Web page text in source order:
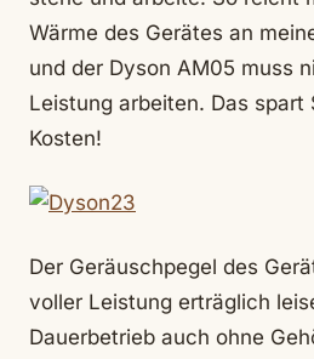
Wärme des Gerätes an
und der Dyson AM05 muss
Leistung arbeiten. Das spart
Kosten!
Der Geräuschpegel des
voller Leistung erträglich
Dauerbetrieb auch ohne